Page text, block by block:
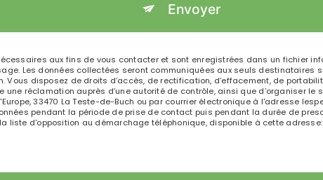
Envoyer
aux fins de vous contacter et sont enregistrées dans un fichier
Les données collectées seront communiquées aux seuls destinataires
Vous disposez de droits d’accès, de rectification, d’effacement, de
réclamation auprès d’une autorité de contrôle, ainsi que d’organiser le
33470 La Teste-de-Buch ou par courrier électronique à l'adresse
pendant la période de prise de contact puis pendant la durée de
liste d'opposition au démarchage téléphonique, disponible à cette adresse: